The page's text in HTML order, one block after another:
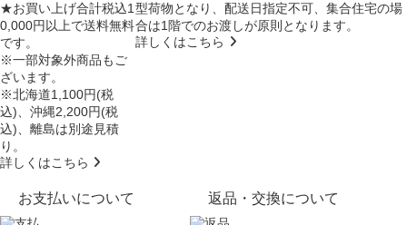
★お買い上げ合計税込1
0,000円以上で送料無料
です。
※一部対象外商品もご
ざいます。
※北海道1,100円(税
込)、沖縄2,200円(税
込)、離島は別途見積
り。
詳しくはこちら
型荷物となり、配送日指定不可、集合住宅の場
合は1階でのお渡しが原則となります。
詳しくはこちら
お支払いについて 返品・交換について